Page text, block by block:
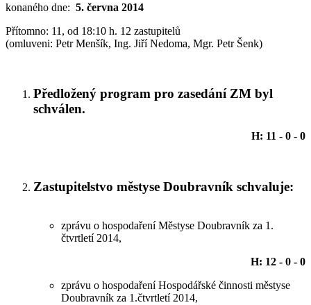
konaného dne: 5. června 2014
Přítomno: 11, od 18:10 h. 12 zastupitelů
(omluveni: Petr Menšík, Ing. Jiří Nedoma, Mgr. Petr Šenk)
Předložený program pro zasedání ZM byl
schválen.
H: 11 - 0 - 0
Zastupitelstvo městyse Doubravník schvaluje:
zprávu o hospodaření Městyse Doubravník za 1.
čtvrtletí 2014,
H: 12 - 0 - 0
zprávu o hospodaření Hospodářské činnosti městyse
Doubravník za 1.čtvrtletí 2014,